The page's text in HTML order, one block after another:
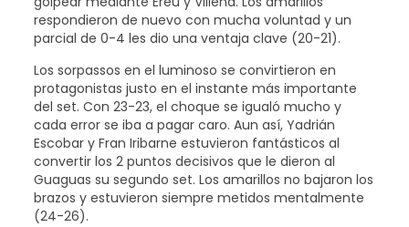
respondieron de nuevo con mucha voluntad y un
parcial de 0-4 les dio una ventaja clave (20-21).
Los sorpassos en el luminoso se convirtieron en
protagonistas justo en el instante más importante
del set. Con 23-23, el choque se igualó mucho y
cada error se iba a pagar caro. Aun así, Yadrián
Escobar y Fran Iribarne estuvieron fantásticos al
convertir los 2 puntos decisivos que le dieron al
Guaguas su segundo set. Los amarillos no bajaron los
brazos y estuvieron siempre metidos mentalmente
(24-26).